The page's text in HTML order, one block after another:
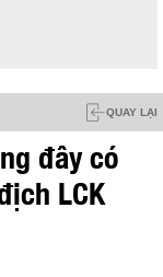
QUAY LẠI
đây có
LCK